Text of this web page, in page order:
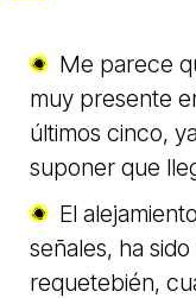
Me parece
muy presente
últimos cinco,
suponer que
El
señales, ha
requetebién,